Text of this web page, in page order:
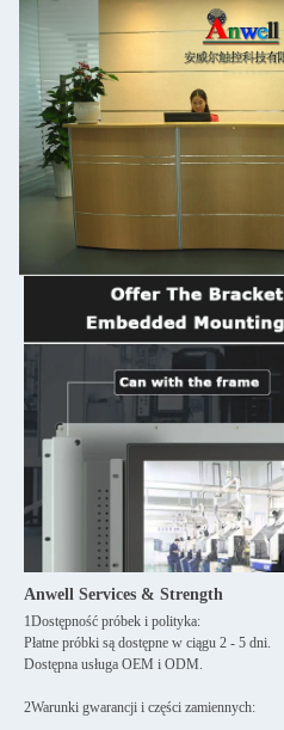
Anwell Services & Strength
1Dostępność próbek i polityka:
Płatne próbki są dostępne w ciągu 2 - 5 dni.
Dostępna usługa OEM i ODM.
2Warunki gwarancji i części zamiennych: